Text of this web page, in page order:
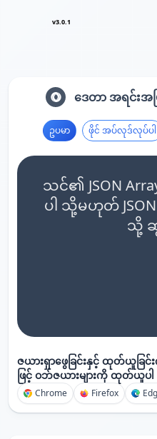
v3.0.1
ဒေတာ အရင်းအ
ဥပမာ ဖိုင် အပ်လုဒ်လုပ်ပါ
သင်၏ JSON
ပါ သို့မဟုတ်
သို့
ဇယားရှာဖွေခြင်းနှင့် ထုတ်ယူ
ဖြင့် ဝဘ်ဇယားများကို ထုတ်ယူပါ
Chrome Firefox